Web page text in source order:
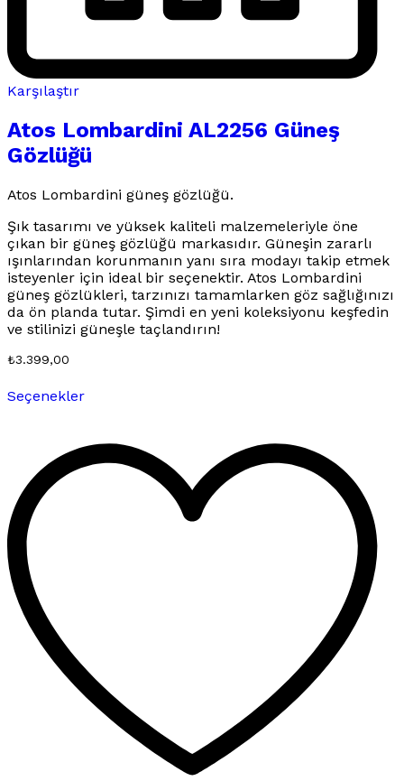
Karşılaştır
Atos Lombardini AL2256 Güneş
Gözlüğü
Atos Lombardini güneş gözlüğü.
Şık tasarımı ve yüksek kaliteli malzemeleriyle öne
çıkan bir güneş gözlüğü markasıdır. Güneşin zararlı
ışınlarından korunmanın yanı sıra modayı takip etmek
isteyenler için ideal bir seçenektir. Atos Lombardini
güneş gözlükleri, tarzınızı tamamlarken göz sağlığınızı
da ön planda tutar. Şimdi en yeni koleksiyonu keşfedin
ve stilinizi güneşle taçlandırın!
₺3.399,00
Seçeneklerürünün
varyasyonu
var.
Seçenekler